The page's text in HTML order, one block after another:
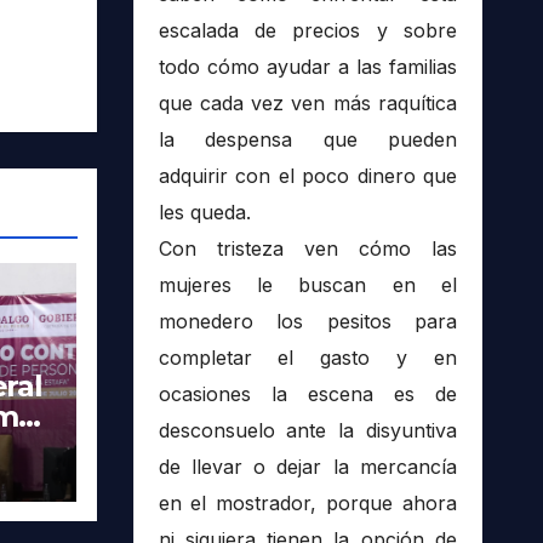
escalada de precios y sobre
todo cómo ayudar a las familias
que cada vez ven más raquítica
la despensa que pueden
adquirir con el poco dinero que
les queda.
Con tristeza ven cómo las
mujeres le buscan en el
monedero los pesitos para
completar el gasto y en
ocasiones la escena es de
desconsuelo ante la disyuntiva
de llevar o dejar la mercancía
en el mostrador, porque ahora